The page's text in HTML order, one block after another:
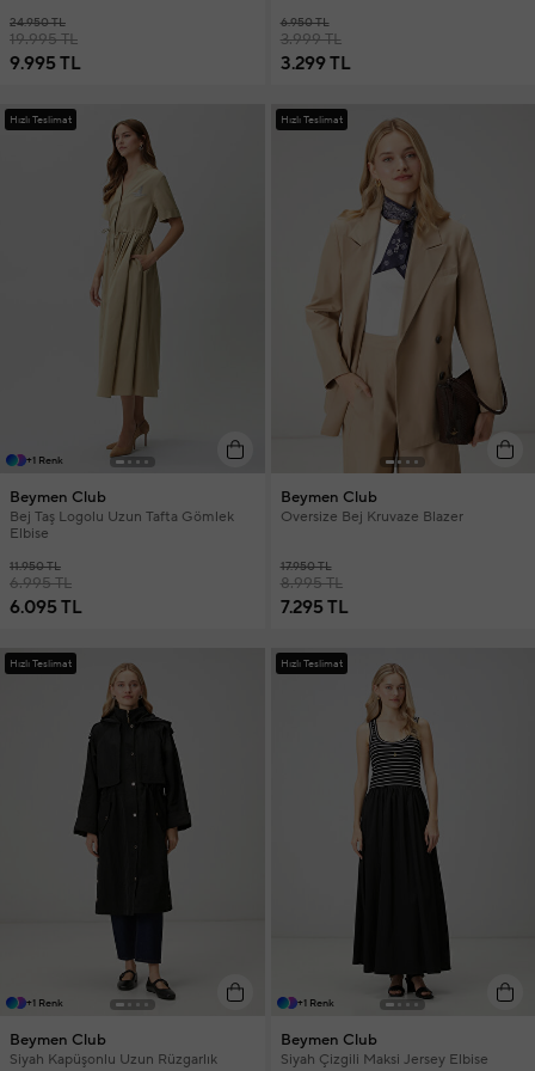
24.950 TL
19.995 TL
9.995 TL
6.950 TL
3.999 TL
3.299 TL
Hızlı Teslimat
+1 Renk
Beymen Club
Bej Taş Logolu Uzun Tafta Gömlek
Elbise
11.950 TL
6.995 TL
6.095 TL
Hızlı Teslimat
Beymen Club
Oversize Bej Kruvaze Blazer
17.950 TL
8.995 TL
7.295 TL
Hızlı Teslimat
+1 Renk
Beymen Club
Siyah Kapüşonlu Uzun Rüzgarlık
Hızlı Teslimat
+1 Renk
Beymen Club
Siyah Çizgili Maksi Jersey Elbise